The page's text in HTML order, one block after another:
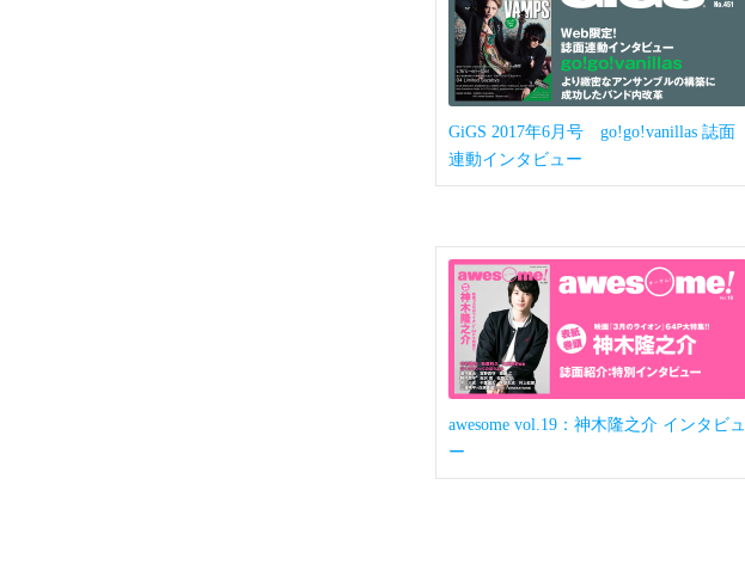
GiGS 2017年6月号 go!go!vanillas 誌面
連動インタビュー
awesome vol.19：神木隆之介 インタビュ
ー